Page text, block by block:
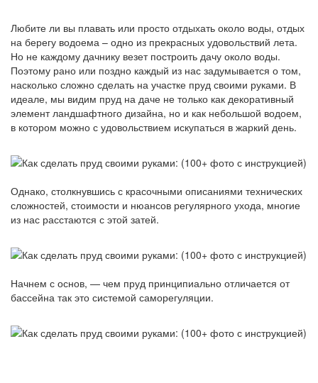
Любите ли вы плавать или просто отдыхать около воды, отдых
на берегу водоема – одно из прекрасных удовольствий лета.
Но не каждому дачнику везет построить дачу около воды.
Поэтому рано или поздно каждый из нас задумывается о том,
насколько сложно сделать на участке пруд своими руками. В
идеале, мы видим пруд на даче не только как декоративный
элемент ландшафтного дизайна, но и как небольшой водоем,
в котором можно с удовольствием искупаться в жаркий день.
Однако, столкнувшись с красочными описаниями технических
сложностей, стоимости и нюансов регулярного ухода, многие
из нас расстаются с этой затей.
Начнем с основ, — чем пруд принципиально отличается от
бассейна так это системой саморегуляции.